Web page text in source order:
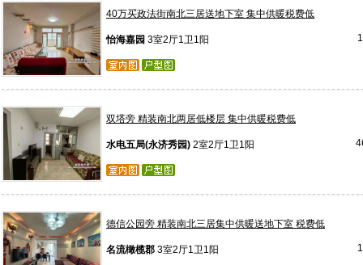
40万买政法街南北三居送地下室 集中供暖税费低
怡海嘉园 3室2厅1卫1阳
双塔旁 精装南北两居低楼层 集中供暖税费低
水电五局(永济秀园) 2室2厅1卫1阳
德信公园旁 精装南北三居集中供暖送地下室 税费低
名流橄榄郡 3室2厅1卫1阳